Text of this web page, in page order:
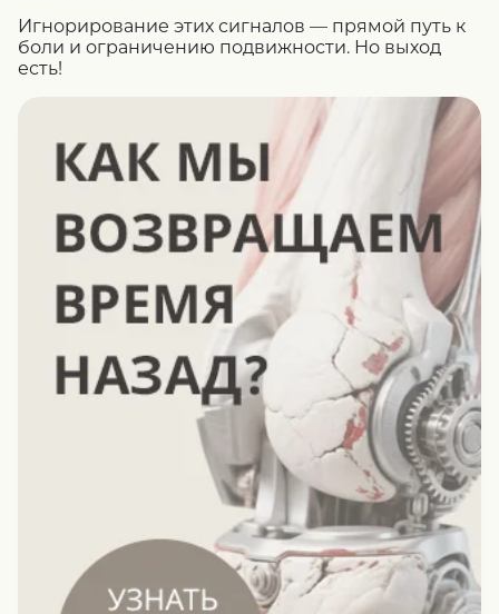
Игнорирование этих сигналов — прямой путь к
боли и ограничению подвижности. Но выход
есть!